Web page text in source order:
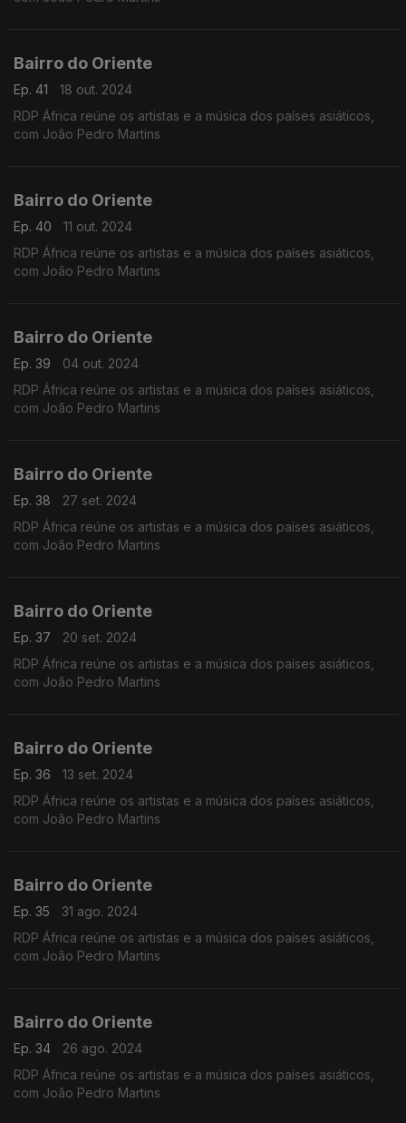
Bairro do Oriente
Ep. 41
18 out. 2024
RDP África reúne os artistas e a música dos países asiáticos,
com João Pedro Martins
Bairro do Oriente
Ep. 40
11 out. 2024
RDP África reúne os artistas e a música dos países asiáticos,
com João Pedro Martins
Bairro do Oriente
Ep. 39
04 out. 2024
RDP África reúne os artistas e a música dos países asiáticos,
com João Pedro Martins
Bairro do Oriente
Ep. 38
27 set. 2024
RDP África reúne os artistas e a música dos países asiáticos,
com João Pedro Martins
Bairro do Oriente
Ep. 37
20 set. 2024
RDP África reúne os artistas e a música dos países asiáticos,
com João Pedro Martins
Bairro do Oriente
Ep. 36
13 set. 2024
RDP África reúne os artistas e a música dos países asiáticos,
com João Pedro Martins
Bairro do Oriente
Ep. 35
31 ago. 2024
RDP África reúne os artistas e a música dos países asiáticos,
com João Pedro Martins
Bairro do Oriente
Ep. 34
26 ago. 2024
RDP África reúne os artistas e a música dos países asiáticos,
com João Pedro Martins